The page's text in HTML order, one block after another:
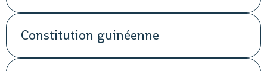
Constitution guinéenne